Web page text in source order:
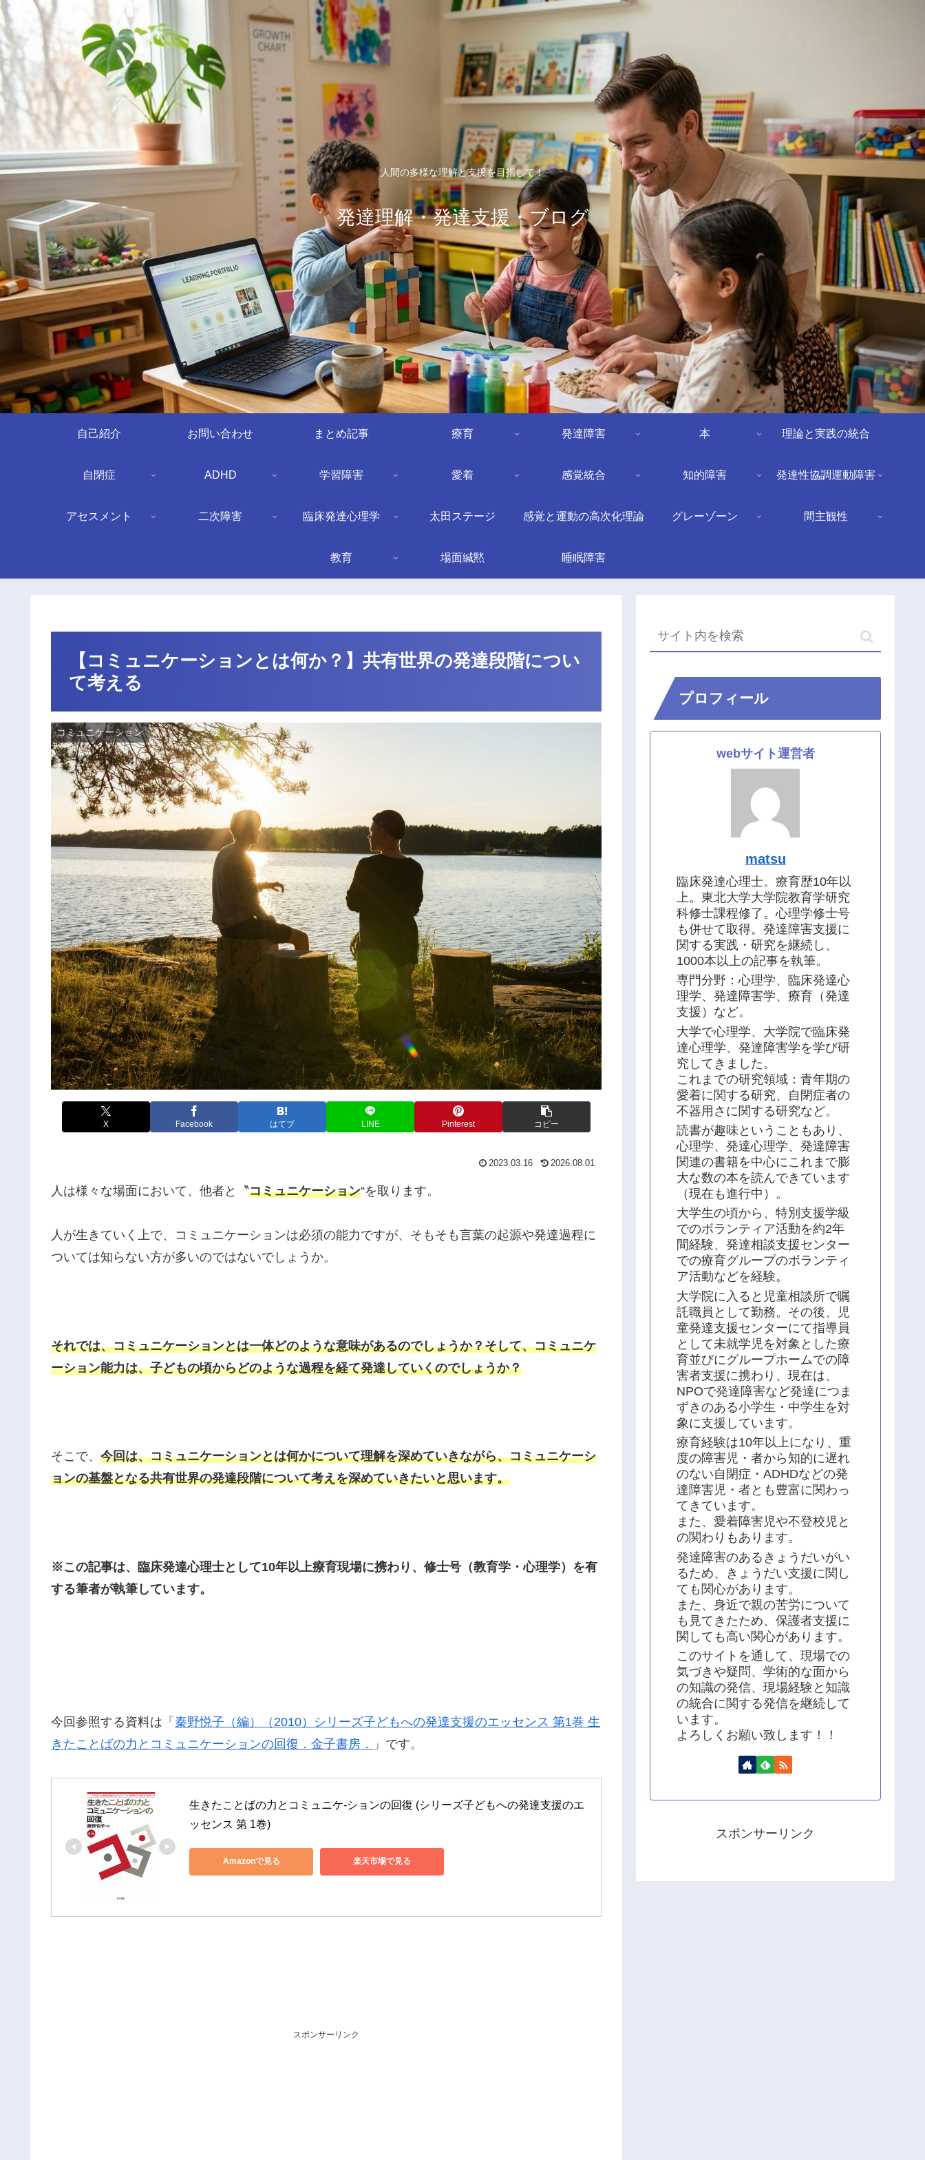
人間の多様な理解と支援を目指して！
発達理解・発達支援・ブログ
自己紹介 お問い合わせ まとめ記事 療育 発達障害 本 理論と実践の統合
自閉症 ADHD 学習障害 愛着 感覚統合 知的障害 発達性協調運動障害
アセスメント 二次障害 臨床発達心理学 太田ステージ 感覚と運動の高次化理論 グレーゾーン 間主観性
教育 場面緘黙 睡眠障害
【コミュニケーションとは何か？】共有世界の発達段階につい
て考える
コミュニケーション
X Facebook はてブ LINE Pinterest コピー
2023.03.16 2026.08.01
人は様々な場面において、他者と〝コミュニケーション“を取ります。
人が生きていく上で、コミュニケーションは必須の能力ですが、そもそも言葉の起源や発達過程に
ついては知らない方が多いのではないでしょうか。
それでは、コミュニケーションとは一体どのような意味があるのでしょうか？そして、コミュニケ
ーション能力は、子どもの頃からどのような過程を経て発達していくのでしょうか？
そこで、 今回は、コミュニケーションとは何かについて理解を深めていきながら、コミュニケーシ
ョンの基盤となる共有世界の発達段階について考えを深めていきたいと思います。
※この記事は、臨床発達心理士として10年以上療育現場に携わり、修士号（教育学・心理学）を有
する筆者が執筆しています。
今回参照する資料は「 秦野悦子（編）（2010）シリーズ子どもへの発達支援のエッセンス 第1巻 生
きたことばの力とコミュニケーションの回復．金子書房．
」です。
生きたことばの力とコミュニケ-ションの回復 (シリーズ子どもへの発達支援のエ
ッセンス 第 1巻)
Amazonで見る 楽天市場で見る
スポンサーリンク
プロフィール
webサイト運営者
matsu
臨床発達心理士。療育歴10年以
上。東北大学大学院教育学研究
科修士課程修了。心理学修士号
も併せて取得。発達障害支援に
関する実践・研究を継続し、
1000本以上の記事を執筆。
専門分野：心理学、臨床発達心
理学、発達障害学、療育（発達
支援）など。
大学で心理学、大学院で臨床発
達心理学、発達障害学を学び研
究してきました。
これまでの研究領域：青年期の
愛着に関する研究、自閉症者の
不器用さに関する研究など。
読書が趣味ということもあり、
心理学、発達心理学、発達障害
関連の書籍を中心にこれまで膨
大な数の本を読んできています
（現在も進行中）。
大学生の頃から、特別支援学級
でのボランティア活動を約2年
間経験、発達相談支援センター
での療育グループのボランティ
ア活動などを経験。
大学院に入ると児童相談所で嘱
託職員として勤務。その後、児
童発達支援センターにて指導員
として未就学児を対象とした療
育並びにグループホームでの障
害者支援に携わり、現在は、
NPOで発達障害など発達につま
ずきのある小学生・中学生を対
象に支援しています。
療育経験は10年以上になり、重
度の障害児・者から知的に遅れ
のない自閉症・ADHDなどの発
達障害児・者とも豊富に関わっ
てきています。
また、愛着障害児や不登校児と
の関わりもあります。
発達障害のあるきょうだいがい
るため、きょうだい支援に関し
ても関心があります。
また、身近で親の苦労について
も見てきたため、保護者支援に
関しても高い関心があります。
このサイトを通して、現場での
気づきや疑問、学術的な面から
の知識の発信、現場経験と知識
の統合に関する発信を継続して
います。
よろしくお願い致します！！
スポンサーリンク